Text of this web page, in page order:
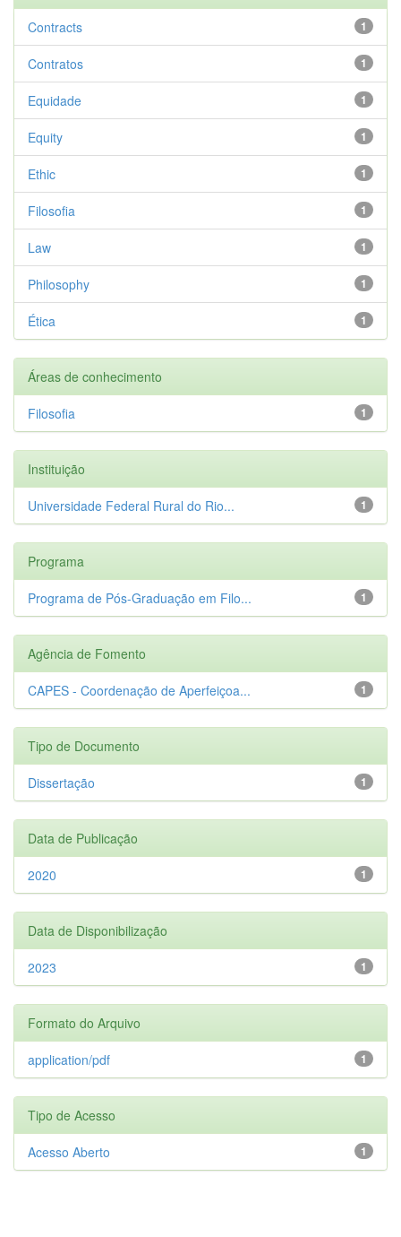
1
Contracts
1
Contratos
1
Equidade
1
Equity
1
Ethic
1
Filosofia
1
Law
1
Philosophy
1
Ética
Áreas de conhecimento
1
Filosofia
Instituição
1
Universidade Federal Rural do Rio...
Programa
1
Programa de Pós-Graduação em Filo...
Agência de Fomento
1
CAPES - Coordenação de Aperfeiçoa...
Tipo de Documento
1
Dissertação
Data de Publicação
1
2020
Data de Disponibilização
1
2023
Formato do Arquivo
1
application/pdf
Tipo de Acesso
1
Acesso Aberto